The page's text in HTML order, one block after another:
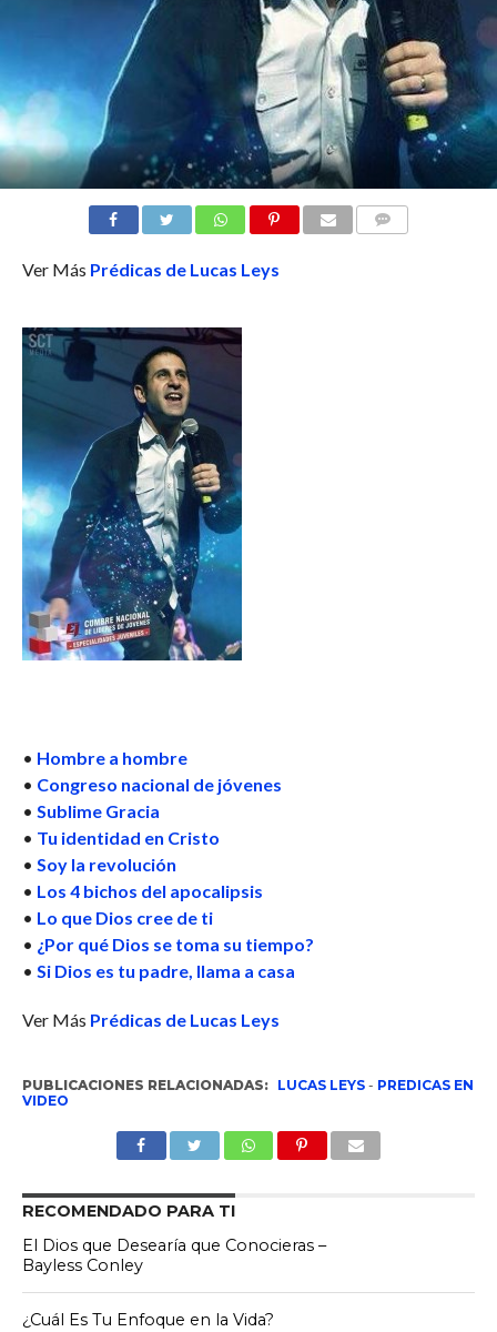
Ver Más Prédicas de Lucas Leys
• Hombre a hombre
• Congreso nacional de jóvenes
• Sublime Gracia
• Tu identidad en Cristo
• Soy la revolución
• Los 4 bichos del apocalipsis
• Lo que Dios cree de ti
• ¿Por qué Dios se toma su tiempo?
• Si Dios es tu padre, llama a casa
Ver Más Prédicas de Lucas Leys
PUBLICACIONES RELACIONADAS: LUCAS LEYS- PREDICAS EN
VIDEO
RECOMENDADO PARA TI
El Dios que Desearía que Conocieras –
Bayless Conley
¿Cuál Es Tu Enfoque en la Vida?